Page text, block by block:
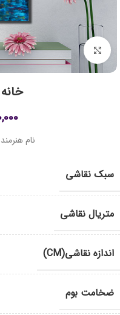
برای مشاوره و
برای بزرگنمایی کلیک کنید
نام
سبک نقاشی
متریال نقاشی
اندازه نقاشی(CM)
ضخامت بوم